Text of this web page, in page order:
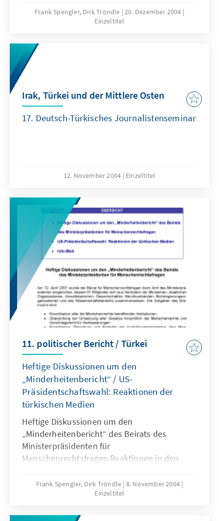
Strafprozessordnung
Frank Spengler, Dirk Tröndle 20. Dezember 2004
Einzeltitel
Irak, Türkei und der Mittlere Osten
17. Deutsch-Türkisches Journalistenseminar
12. November 2004 Einzeltitel
11. politischer Bericht / Türkei
Heftige Diskussionen um den
„Minderheitenbericht“ / US-
Präsidentschaftswahl: Reaktionen der
türkischen Medien
Heftige Diskussionen um den
„Minderheitenbericht“ des Beirats des
Ministerpräsidenten für
Menschenrechtsfragen.Reaktionen in den
Präsidentschaftswahl
Frank Spengler, Dirk Tröndle 8. November 2004
Einzeltitel